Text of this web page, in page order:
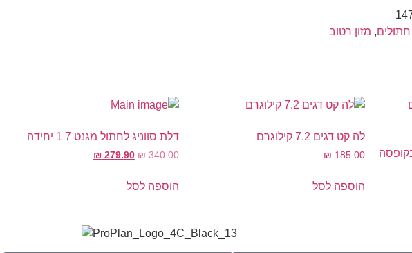
חתולים, מזון רטוב
לה קט דגים 7.2 קילוגרם
₪ 185.00
הוספה לסל
דלת סווניג לחתול מגנט 7 1 יחידה
₪340.00
₪279.90
הוספה לסל